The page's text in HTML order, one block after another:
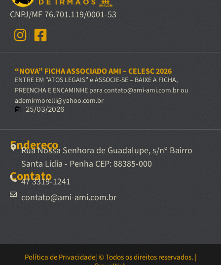
CNPJ/MF 76.701.119/0001-53
“NOVA” FICHA ASSOCIADO AMI – CELESC 2026
ENTRE EM “ATOS LEGAIS” e ASSOCIE-SE – BAIXE A FICHA,
PREENCHA E ENCAMINHE para contato@ami-ami.com.br ou
ademirmorelli@yahoo.com.br
25/03/2026
Endereço
Rua Nossa Senhora de Guadalupe, s/nº Bairro
Santa Lidia - Penha CEP: 88385-000
Contato
47 3319-1241
contato@ami-ami.com.br
Política de Privacidade| © Todos os direitos reservados. |